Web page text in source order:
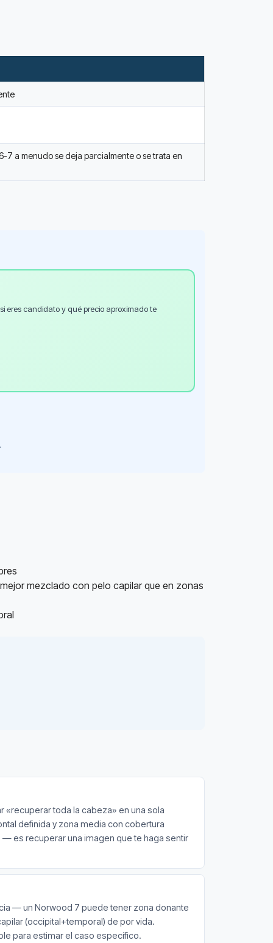
7 a menudo se deja parcialmente o se trata en
eres candidato y qué precio aproximado te
mezclado con pelo capilar que en zonas
«recuperar toda la cabeza» en una sola
definida y zona media con cobertura
es recuperar una imagen que te haga sentir
— un Norwood 7 puede tener zona donante
(occipital+temporal) de por vida.
para estimar el caso específico.